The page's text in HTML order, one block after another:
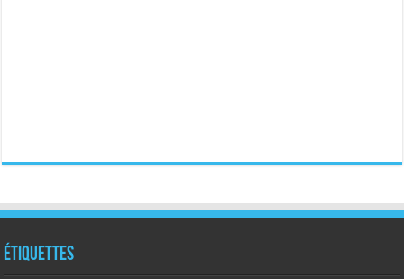
Étiquettes